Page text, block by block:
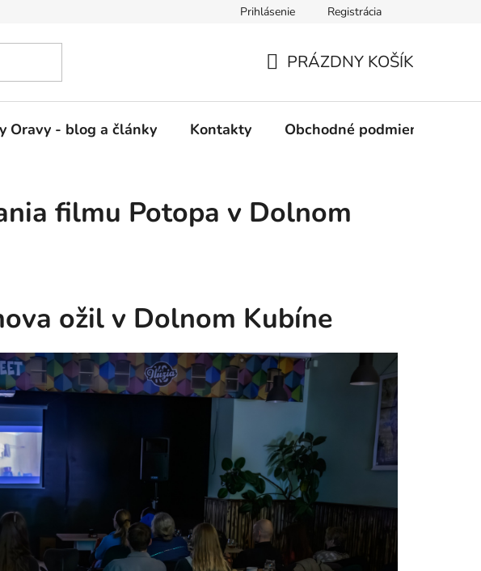
Prihlásenie Registrácia
KOŠÍK
PRÁZDNY KOŠÍK
Oravy - blog a články Kontakty Obchodné podmienky
filmu Potopa v Dolnom
ožil v Dolnom Kubíne